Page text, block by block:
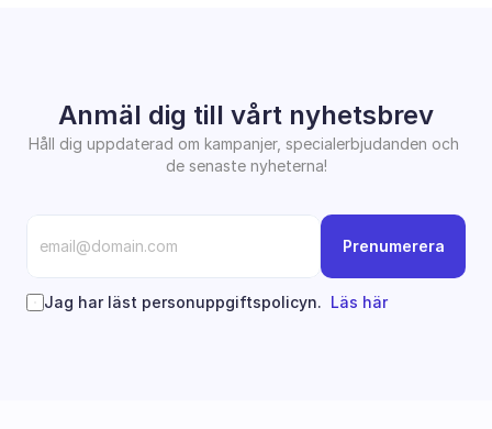
Anmäl dig till vårt nyhetsbrev
Håll dig uppdaterad om kampanjer, specialerbjudanden och
de senaste nyheterna!
Prenumerera
Jag har läst personuppgiftspolicyn. Läs här